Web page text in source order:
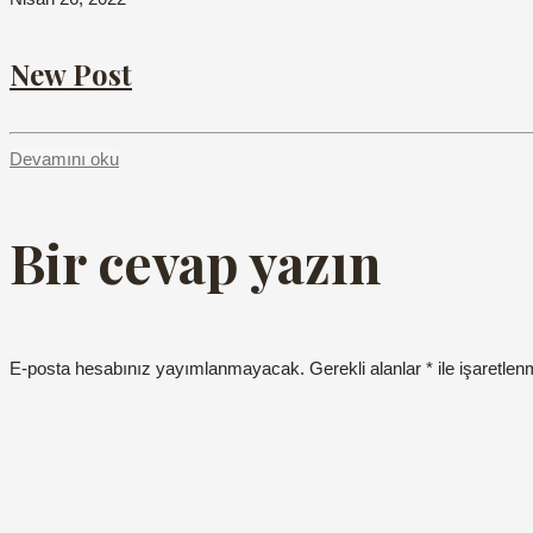
New Post
Devamını oku
Bir cevap yazın
E-posta hesabınız yayımlanmayacak. Gerekli alanlar * ile